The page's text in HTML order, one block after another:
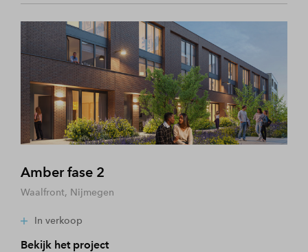
Amber fase 2
Waalfront, Nijmegen
In verkoop
Bekijk het project